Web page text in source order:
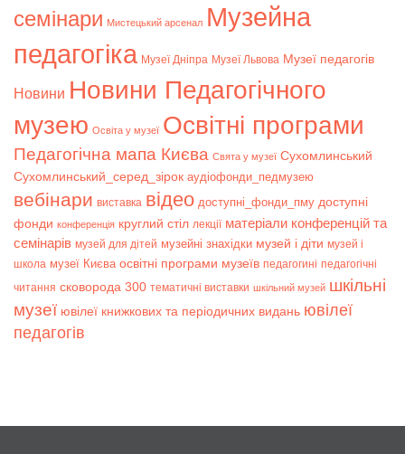
семінари Мистецький арсенал Музейна
педагогіка Музеї Дніпра Музеї Львова Музеї педагогів
Новини Новини Педагогічного
музею Освіта у музеї Освітні програми
Педагогічна мапа Києва Свята у музеї Сухомлинський
Сухомлинський_серед_зірок аудіофонди_педмузею
вебінари виставка відео доступні_фонди_пму доступні
фонди конференція круглий стіл лекції матеріали конференцій та
семінарів музей для дітей музейні знахідки музей і діти музей і
школа музеї Києва освітні програми музеїв педагогині педагогічні
читання сковорода 300 тематичні виставки шкільний музей шкільні
музеї ювілеї книжкових та періодичних видань ювілеї
педагогів